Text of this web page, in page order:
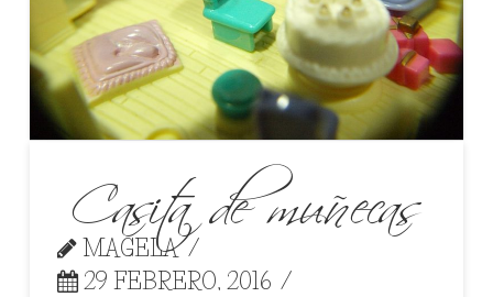
Casita de muñecas
MAGELA
29 FEBRERO, 2016